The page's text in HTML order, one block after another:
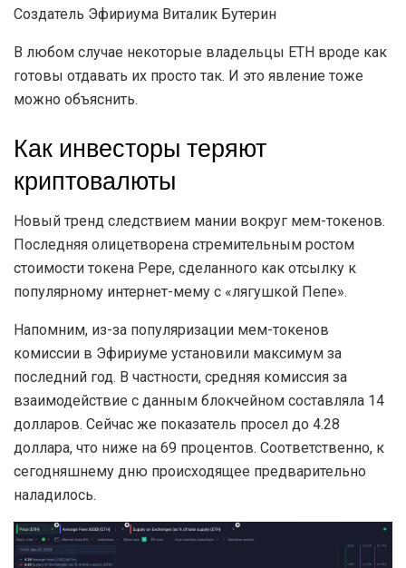
Создатель Эфириума Виталик Бутерин
В любом случае некоторые владельцы ETH вроде как
готовы отдавать их просто так. И это явление тоже
можно объяснить.
Как инвесторы теряют
криптовалюты
Новый тренд следствием мании вокруг мем-токенов.
Последняя олицетворена стремительным ростом
стоимости токена Pepe, сделанного как отсылку к
популярному интернет-мему с «лягушкой Пепе».
Напомним, из-за популяризации мем-токенов
комиссии в Эфириуме установили максимум за
последний год. В частности, средняя комиссия за
взаимодействие с данным блокчейном составляла 14
долларов. Сейчас же показатель просел до 4.28
доллара, что ниже на 69 процентов. Соответственно, к
сегодняшнему дню происходящее предварительно
наладилось.